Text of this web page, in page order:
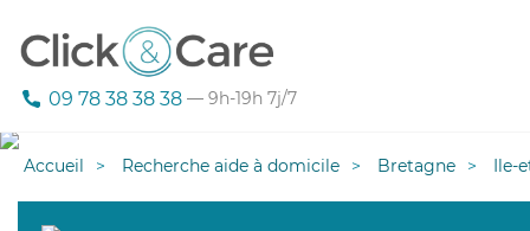
09 78 38 38 38 — 9h-19h 7j/7
Accueil Recherche aide à domicile Bretagne Ile-